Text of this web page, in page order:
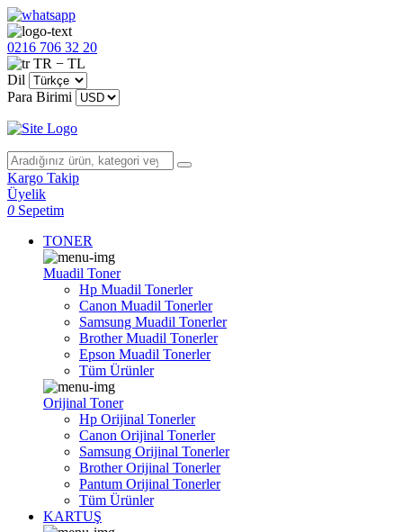
0216 706 32 20
TR − TL
Dil
Para Birimi
Kargo Takip
Üyelik
0 Sepetim
TONER
Muadil Toner
Hp Muadil Tonerler
Canon Muadil Tonerler
Samsung Muadil Tonerler
Brother Muadil Tonerler
Epson Muadil Tonerler
Tüm Ürünler
Orijinal Toner
Hp Orijinal Tonerler
Canon Orijinal Tonerler
Samsung Orijinal Tonerler
Brother Orijinal Tonerler
Pantum Orijinal Tonerler
Tüm Ürünler
KARTUŞ